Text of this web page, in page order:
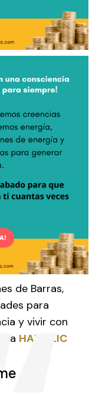
de Barras,
para
y vivir con
HAZ CLIC